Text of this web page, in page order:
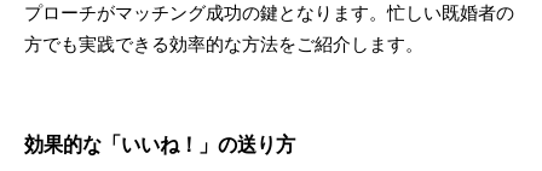
プローチがマッチング成功の鍵となります。忙しい既婚者の
方でも実践できる効率的な方法をご紹介します。
効果的な「いいね！」の送り方